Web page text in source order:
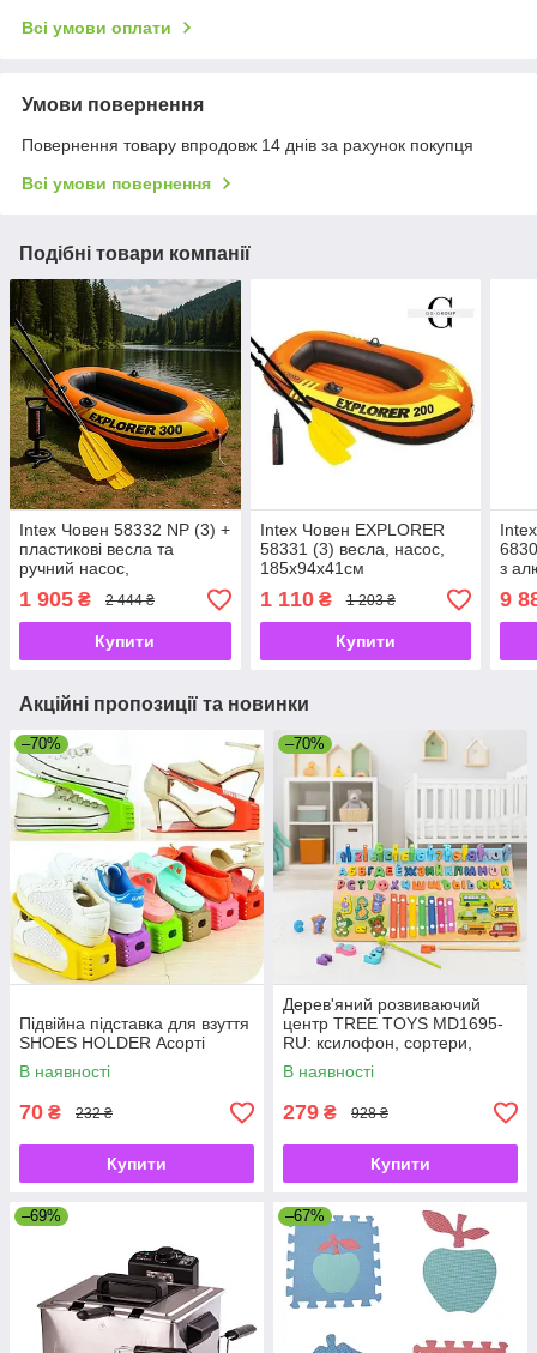
Всі умови оплати
Умови повернення
Повернення товару впродовж 14 днів за рахунок покупця
Всі умови повернення
Подібні товари компанії
Intex Човен 58332 NP (3) +
пластикові весла та
ручний насос,
211х117х41см
1 905 ₴ 2 444 ₴
Купити
Intex Човен EXPLORER
58331 (3) весла, насос,
185х94х41см
1 110₴ 1 203 ₴
Купити
з
9
Акційні пропозиції та новинки
–70%
Підвійна підставка для взуття
SHOES HOLDER Асорті
В наявності
70 ₴ 232 ₴
Купити
–70%
Дерев'яний розвиваючий
центр TREE TOYS MD1695-
RU: ксилофон, сортери,
рибальство, 10 рибок
В наявності
279 ₴ 928 ₴
Купити
–69% –67%